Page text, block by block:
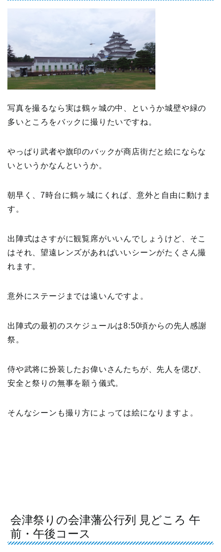
写真を撮るなら実は鶴ヶ城の中、というか城壁や緑の
多いところをバックに撮りたいですね。
やっぱり武者や旗印のバックが商店街だと絵にならな
いというかなんというか。
朝早く、7時台に鶴ヶ城にくれば、意外と自由に動けま
す。
出陣式はさすがに観覧席がいいんでしょうけど、そこ
はそれ、望遠レンズがあればいいシーンがたくさん撮
れます。
意外にステージまでは遠いんですよ。
出陣式の最初のスケジュールは8:50頃からの先人感謝
祭。
侍や武将に扮装したお偉いさんたちが、先人を偲び、
安全と祭りの無事を願う儀式。
そんなシーンも撮り方によっては絵になりますよ。
会津祭りの会津藩公行列 見どころ 午
前・午後コース